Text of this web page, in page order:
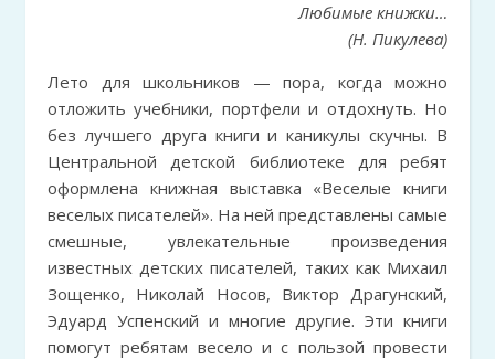
Любимые книжки…
(Н. Пикулева)
Лето для школьников — пора, когда можно
отложить учебники, портфели и отдохнуть. Но
без лучшего друга книги и каникулы скучны. В
Центральной детской библиотеке для ребят
оформлена книжная выставка «Веселые книги
веселых писателей». На ней представлены самые
смешные, увлекательные произведения
известных детских писателей, таких как Михаил
Зощенко, Николай Носов, Виктор Драгунский,
Эдуард Успенский и многие другие. Эти книги
помогут ребятам весело и с пользой провести